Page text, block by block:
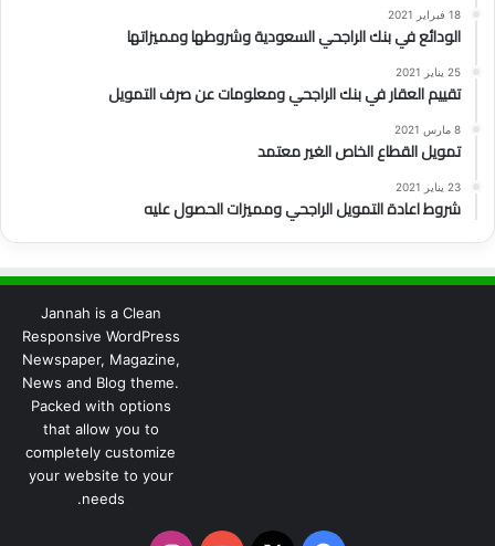
18 فبراير 2021
الودائع في بنك الراجحي السعودية وشروطها ومميزاتها
25 يناير 2021
تقييم العقار في بنك الراجحي ومعلومات عن صرف التمويل
8 مارس 2021
تمويل القطاع الخاص الغير معتمد
23 يناير 2021
شروط اعادة التمويل الراجحي ومميزات الحصول عليه
Jannah is a Clean
Responsive WordPress
Newspaper, Magazine,
News and Blog theme.
Packed with options
that allow you to
completely customize
your website to your
needs.